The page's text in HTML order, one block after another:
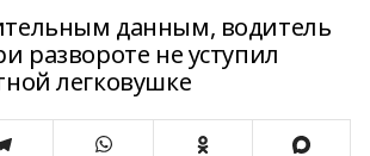
данным, водитель
развороте не уступил
легковушке